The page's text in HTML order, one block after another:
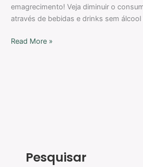
emagrecimento! Veja diminuir o
através de bebidas e drinks sem
Read More »
Pesquisar